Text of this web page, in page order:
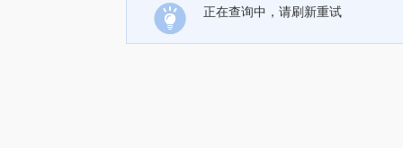
正在查询中，请刷新重试